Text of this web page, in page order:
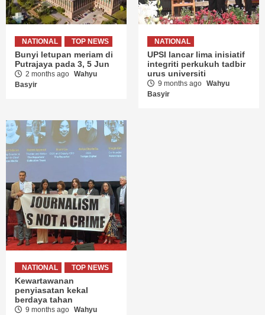
NATIONAL TOP NEWS
Bunyi letupan meriam di
Putrajaya pada 3, 5 Jun
2 months ago Wahyu
Basyir
NATIONAL
UPSI lancar lima inisiatif
integriti perkukuh tadbir
urus universiti
9 months ago Wahyu
Basyir
NATIONAL TOP NEWS
Kewartawanan
penyiasatan kekal
berdaya tahan
9 months ago Wahyu